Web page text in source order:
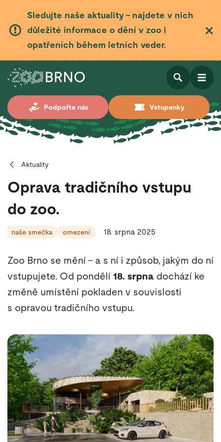
Sledujte naše aktuality – najdete v nich
důležité informace o dění v zoo i
opatřeních během letních veder.
Podpořte nás Vstupenky
Otevřít
Otevřít
Aktuality
Oprava tradičního vstupu
do zoo.
naše smečka omezení 18. srpna 2025
Zoo Brno se mění – a s ní i způsob, jakým do ní
vstupujete. Od pondělí 18. srpna dochází ke
změně umístění pokladen v souvislosti
s opravou tradičního vstupu.